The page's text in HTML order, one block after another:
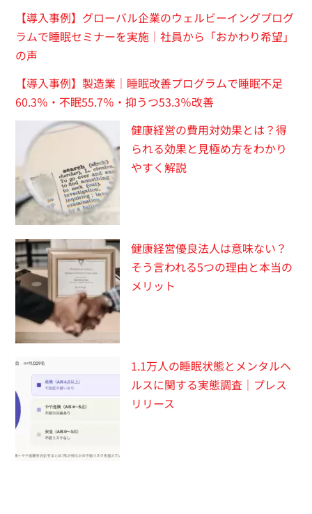
【導入事例】グローバル企業のウェルビーイングプログ
ラムで睡眠セミナーを実施｜社員から「おかわり希望」
の声
【導入事例】製造業｜睡眠改善プログラムで睡眠不足
60.3％・不眠55.7％・抑うつ53.3％改善
健康経営の費用対効果とは？得
られる効果と見極め方をわかり
やすく解説
健康経営優良法人は意味ない？
そう言われる5つの理由と本当の
メリット
1.1万人の睡眠状態とメンタルヘ
ルスに関する実態調査｜プレス
リリース